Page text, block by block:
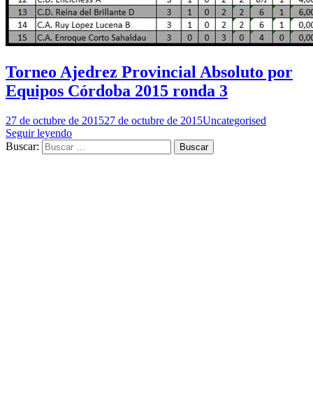
Torneo Ajedrez Provincial Absoluto por
Equipos Córdoba 2015 ronda 3
27 de octubre de 201527 de octubre de 2015Uncategorised
Seguir leyendo
Buscar: